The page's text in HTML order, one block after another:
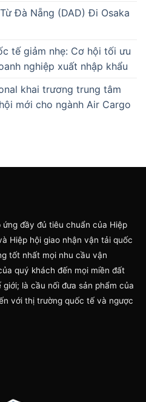
Đà Nẵng (DAD) Đi Osaka
tế giảm nhẹ: Cơ hội tối ưu
nghiệp xuất nhập khẩu
khai trương trung tâm
mới cho ngành Air Cargo
đầy đủ tiêu chuẩn của Hiệp
Hiệp hội giao nhận vận tải quốc
tốt nhất mọi nhu cầu vận
quý khách đến mọi miền đất
là cầu nối đưa sản phẩm của
với thị trường quốc tế và ngược